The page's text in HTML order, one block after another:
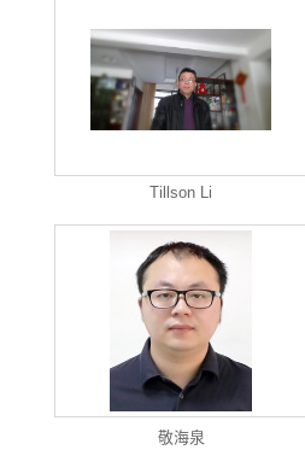
Tillson Li
敬海泉